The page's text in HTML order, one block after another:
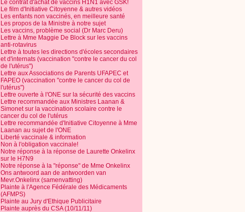
Le contrat d'achat de vaccins H1N1 avec GSK!
Le film d'Initiative Citoyenne & autres vidéos
Les enfants non vaccinés, en meilleure santé
Les propos de la Ministre à notre sujet
Les vaccins, problème social (Dr Marc Deru)
Lettre à Mme Maggie De Block sur les vaccins
anti-rotavirus
Lettre à toutes les directions d'écoles secondaires
et d'internats (vaccination "contre le cancer du col
de l'utérus")
Lettre aux Associations de Parents UFAPEC et
FAPEO (vaccination "contre le cancer du col de
l'utérus")
Lettre ouverte à l'ONE sur la sécurité des vaccins
Lettre recommandée aux Ministres Laanan &
Simonet sur la vaccination scolaire contre le
cancer du col de l'utérus
Lettre recommandée d'Initiative Citoyenne à Mme
Laanan au sujet de l'ONE
Liberté vaccinale & information
Non à l'obligation vaccinale!
Notre réponse à la réponse de Laurette Onkelinx
sur le H7N9
Notre réponse à la "réponse" de Mme Onkelinx
Ons antwoord aan de antwoorden van
Mevr.Onkelinx (samenvatting)
Plainte à l'Agence Fédérale des Médicaments
(AFMPS)
Plainte au Jury d'Ethique Publicitaire
Plainte auprès du CSA (10/11/11)